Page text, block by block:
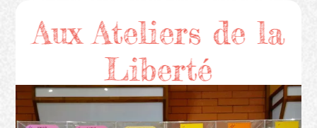
Aux Ateliers de la
Liberté